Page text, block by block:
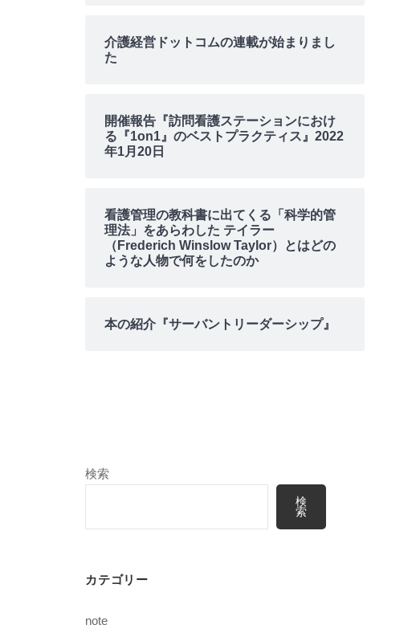
介護経営ドットコムの連載が始まりまし
た
開催報告『訪問看護ステーションにおけ
る『1on1』のベストプラクティス』2022
年1月20日
看護管理の教科書に出てくる「科学的管
理法」をあらわした テイラー
（Frederich Winslow Taylor）とはどの
ような人物で何をしたのか
本の紹介『サーバントリーダーシップ』
検索
検
索
カテゴリー
note